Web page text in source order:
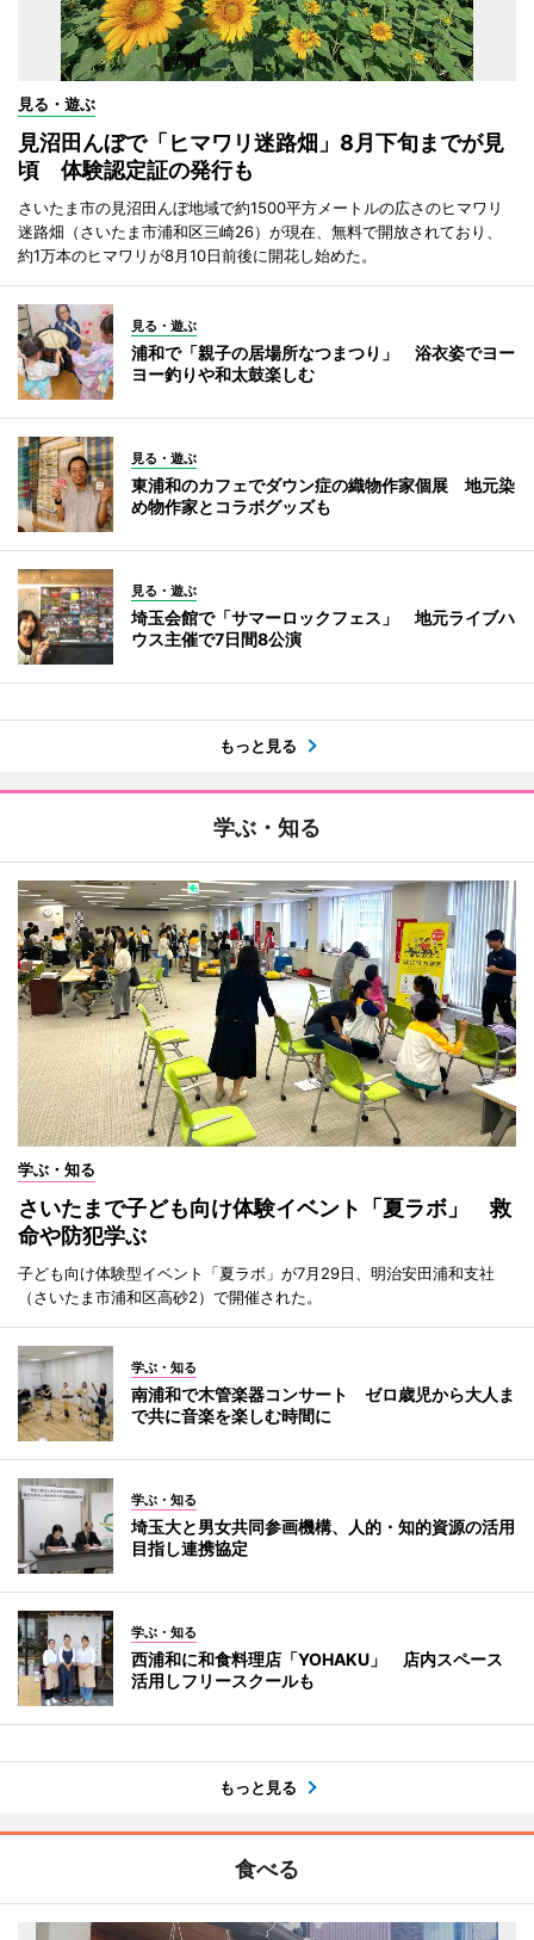
見る・遊ぶ
見沼田んぼで「ヒマワリ迷路畑」8月下旬までが見
頃 体験認定証の発行も
さいたま市の見沼田んぼ地域で約1500平方メートルの広さのヒマワリ
迷路畑（さいたま市浦和区三崎26）が現在、無料で開放されており、
約1万本のヒマワリが8月10日前後に開花し始めた。
見る・遊ぶ
浦和で「親子の居場所なつまつり」 浴衣姿でヨー
ヨー釣りや和太鼓楽しむ
見る・遊ぶ
東浦和のカフェでダウン症の織物作家個展 地元染
め物作家とコラボグッズも
見る・遊ぶ
埼玉会館で「サマーロックフェス」 地元ライブハ
ウス主催で7日間8公演
もっと見る
学ぶ・知る
学ぶ・知る
さいたまで子ども向け体験イベント「夏ラボ」 救
命や防犯学ぶ
子ども向け体験型イベント「夏ラボ」が7月29日、明治安田浦和支社
（さいたま市浦和区高砂2）で開催された。
学ぶ・知る
南浦和で木管楽器コンサート ゼロ歳児から大人ま
で共に音楽を楽しむ時間に
学ぶ・知る
埼玉大と男女共同参画機構、人的・知的資源の活用
目指し連携協定
学ぶ・知る
西浦和に和食料理店「YOHAKU」 店内スペース
活用しフリースクールも
もっと見る
食べる